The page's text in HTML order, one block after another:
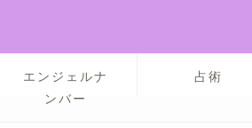
エンジェルナ
ンバー
占術